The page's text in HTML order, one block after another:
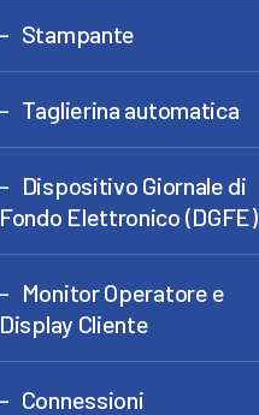
Stampante
Taglierina automatica
Dispositivo Giornale di
Fondo Elettronico (DGFE)
Monitor Operatore e
Display Cliente
Connessioni